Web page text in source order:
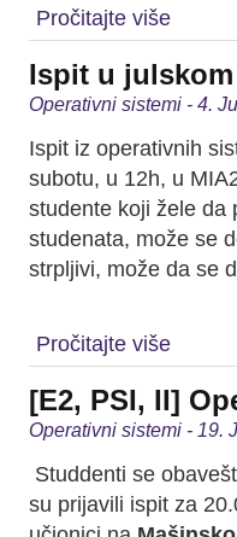
Pročitajte više
Ispit u
Operativni sistemi - 4.
Ispit iz operativnih
subotu, u 12h, u
studente koji žele da
studenata, može se
strpljivi, može da se
Pročitajte više
[E2, PSI, II]
Operativni sistemi - 19.
Studdenti se
su prijavili ispit za